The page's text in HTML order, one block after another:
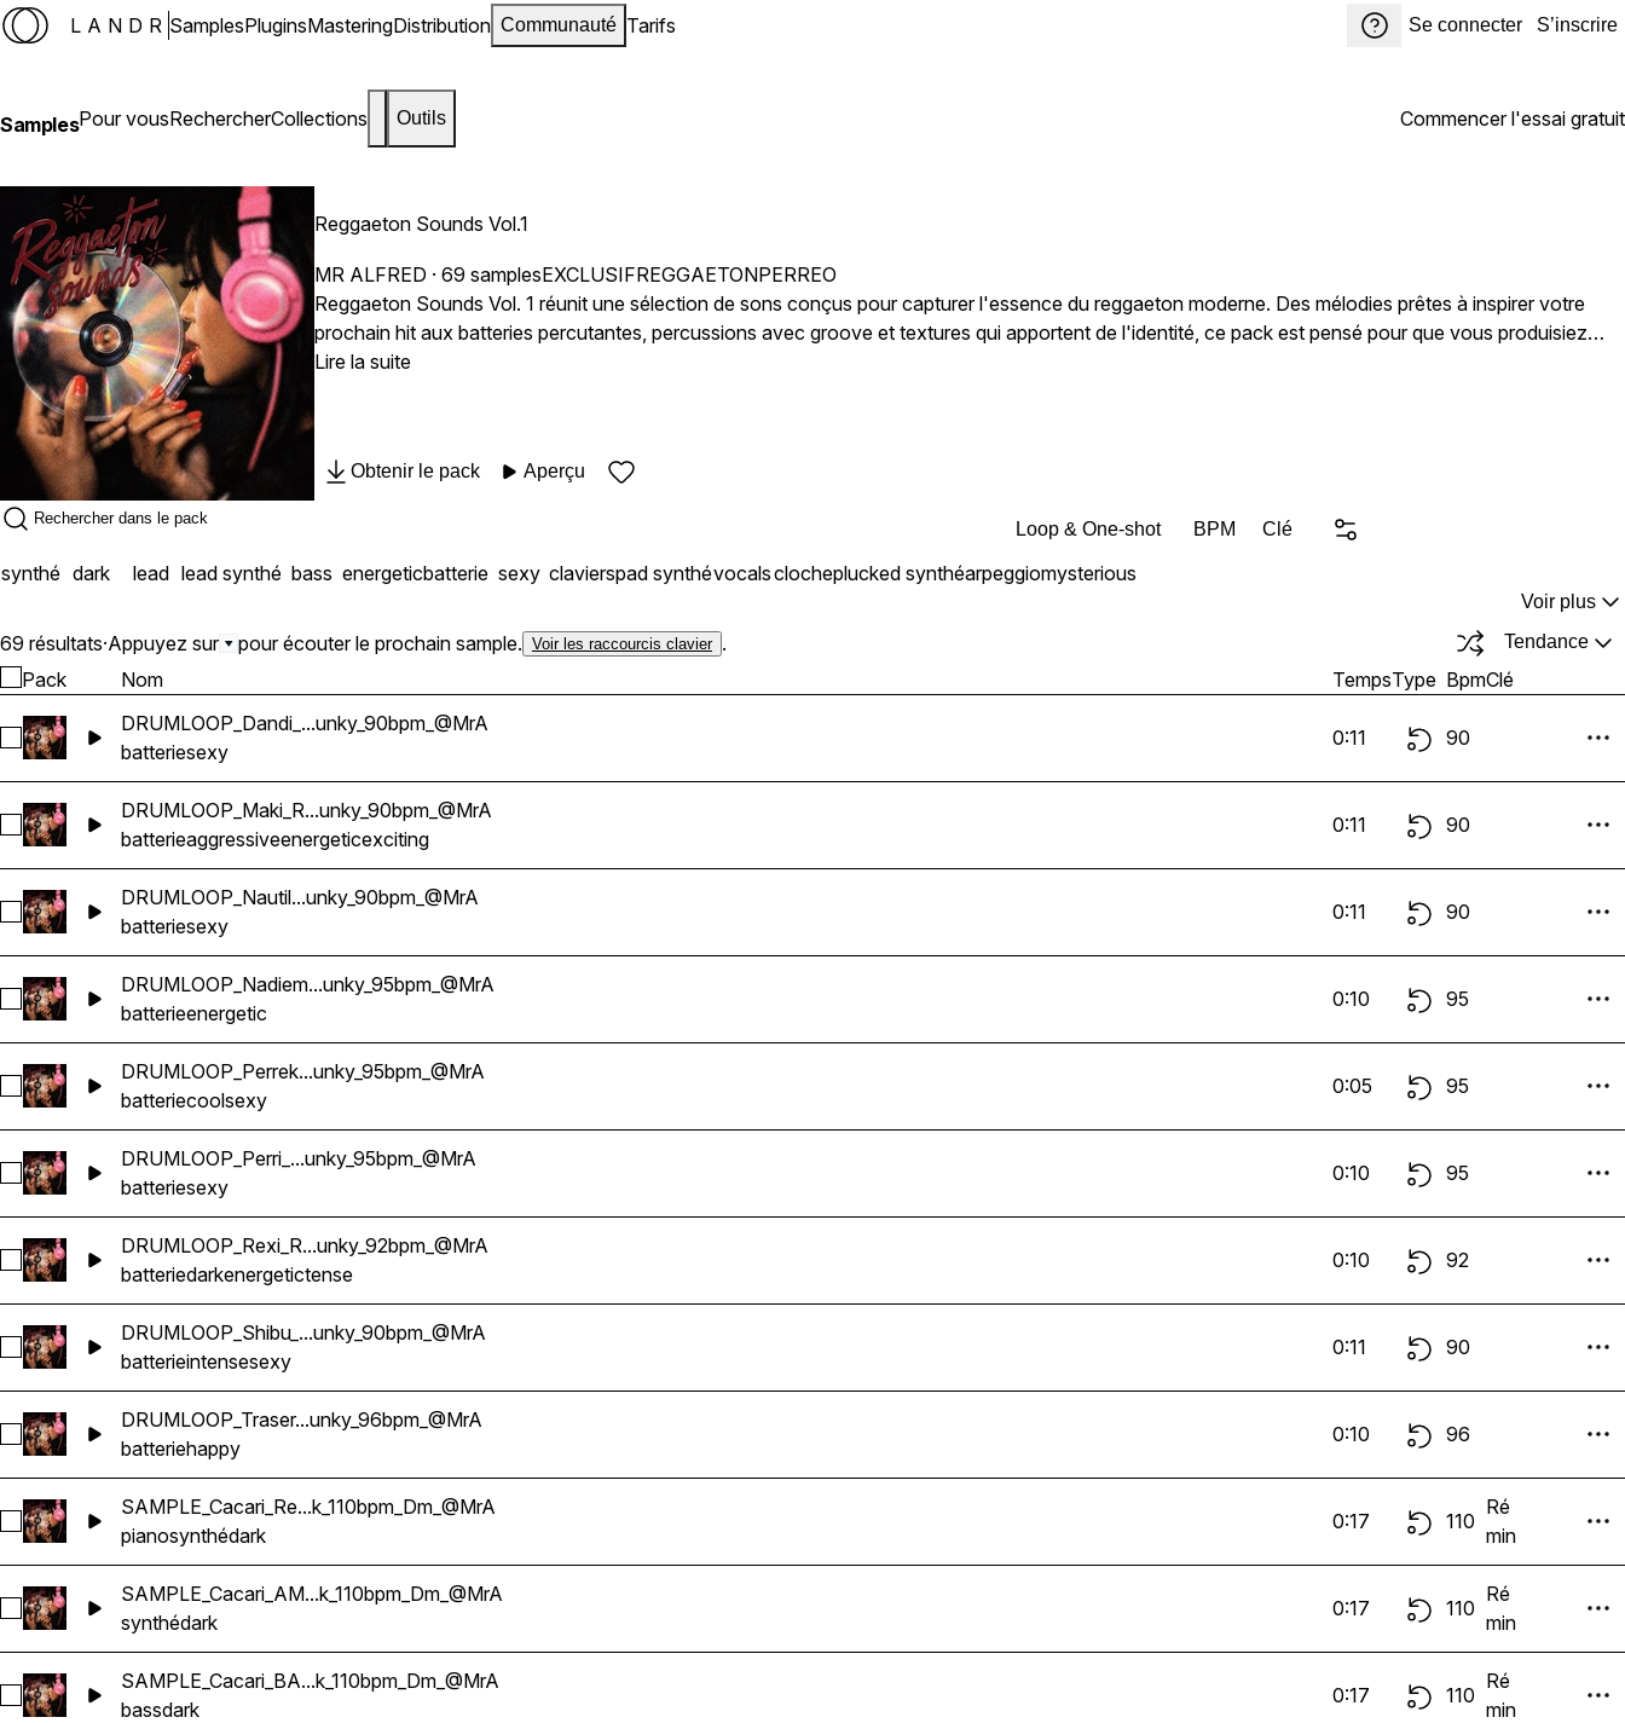
LANDR SamplesPluginsMasteringDistribution Communauté Tarifs Se connecter S’inscrire
SamplesPour vousRechercherCollections Outils Commencer l'essai gratuit
Reggaeton Sounds Vol.1
MR ALFRED · 69 samplesEXCLUSIFREGGAETONPERREO
Reggaeton Sounds Vol. 1 réunit une sélection de sons conçus pour capturer l'essence du reggaeton moderne. Des mélodies prêtes à inspirer votre
prochain hit aux batteries percutantes, percussions avec groove et textures qui apportent de l'identité, ce pack est pensé pour que vous produisiez
rapidement sans sacrifier la qualité. Chaque son a été créé avec une approche professionnelle, offrant la polyvalence nécessaire pour construire des
Lire la suite
Obtenir le pack Aperçu
Loop & One-shot BPM Clé
synthé dark lead lead synthé bass energeticbatterie sexy clavierspad synthévocalsclocheplucked synthéarpeggiomysterious
Voir plus
69 résultats·Appuyez sur pour écouter le prochain sample. Voir les raccourcis clavier . Tendance
Pack Nom TempsType BpmClé
Sélectionnez DRUMLOOP_Dandi_Reggaeton_Chunky_90bpm_@MrA
DRUMLOOP_Dandi_...unky_90bpm_@MrA
batteriesexy
0:11 90
Sélectionnez DRUMLOOP_Maki_Reggaeton_Chunky_90bpm_@MrA
DRUMLOOP_Maki_R...unky_90bpm_@MrA
batterieaggressiveenergeticexciting
0:11 90
Sélectionnez DRUMLOOP_Nautilus_Reggaeton_Chunky_90bpm_@MrA
DRUMLOOP_Nautil...unky_90bpm_@MrA
batteriesexy
0:11 90
Sélectionnez DRUMLOOP_Nadiem_Reggaeton_Chunky_95bpm_@MrA
DRUMLOOP_Nadiem...unky_95bpm_@MrA
batterieenergetic
0:10 95
Sélectionnez DRUMLOOP_Perreke_Reggaeton_Chunky_95bpm_@MrA
DRUMLOOP_Perrek...unky_95bpm_@MrA
batteriecoolsexy
0:05 95
Sélectionnez DRUMLOOP_Perri_Reggaeton_Chunky_95bpm_@MrA
DRUMLOOP_Perri_...unky_95bpm_@MrA
batteriesexy
0:10 95
Sélectionnez DRUMLOOP_Rexi_Reggaeton_Chunky_92bpm_@MrA
DRUMLOOP_Rexi_R...unky_92bpm_@MrA
batteriedarkenergetictense
0:10 92
Sélectionnez DRUMLOOP_Shibu_Reggaeton_Chunky_90bpm_@MrA
DRUMLOOP_Shibu_...unky_90bpm_@MrA
batterieintensesexy
0:11 90
Sélectionnez DRUMLOOP_Trasero_Reggaeton_Chunky_96bpm_@MrA
DRUMLOOP_Traser...unky_96bpm_@MrA
batteriehappy
0:10 96
Sélectionnez SAMPLE_Cacari_Reggaeton_Dark_110bpm_Dm_@MrA
SAMPLE_Cacari_Re...k_110bpm_Dm_@MrA
pianosynthédark
0:17 110
Ré
min
Sélectionnez SAMPLE_Cacari_AMBIENCE_Reggaeton_Dark_110bpm_Dm_@MrA
SAMPLE_Cacari_AM...k_110bpm_Dm_@MrA
synthédark
0:17 110
Ré
min
Sélectionnez SAMPLE_Cacari_BASS_Reggaeton_Dark_110bpm_Dm_@MrA
SAMPLE_Cacari_BA...k_110bpm_Dm_@MrA
bassdark
0:17 110
Ré
min